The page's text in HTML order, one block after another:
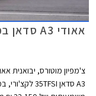
אאודי A3 סדאן במבצע - ינואר 2026
צ'מפיון מוטורס, יבואנית